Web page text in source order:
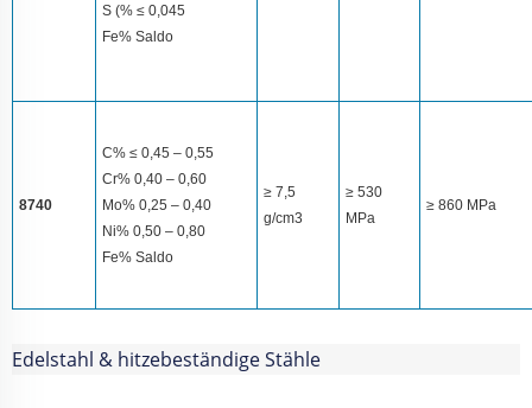
S (% ≤ 0,045
Fe% Saldo
8740
C% ≤ 0,45 – 0,55
Cr% 0,40 – 0,60
Mo% 0,25 – 0,40
Ni% 0,50 – 0,80
Fe% Saldo
≥ 7,5
g/cm3
≥ 530
MPa
≥ 860 MPa
Edelstahl & hitzebeständige Stähle